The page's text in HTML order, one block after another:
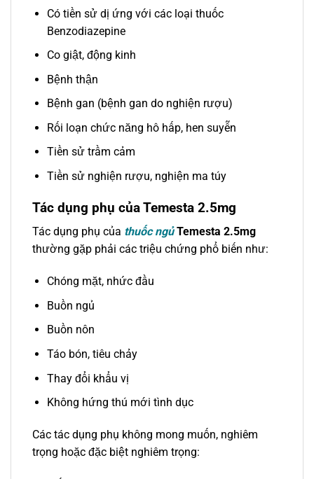
Có tiền sử dị ứng với các loại thuốc
Benzodiazepine
Co giật, động kinh
Bệnh thận
Bệnh gan (bệnh gan do nghiện rượu)
Rối loạn chức năng hô hấp, hen suyễn
Tiền sử trầm cảm
Tiền sử nghiện rượu, nghiện ma túy
Tác dụng phụ của Temesta 2.5mg
Tác dụng phụ của thuốc ngủTemesta 2.5mg
thường gặp phải các triệu chứng phổ biến như:
Chóng mặt, nhức đầu
Buồn ngủ
Buồn nôn
Táo bón, tiêu chảy
Thay đổi khẩu vị
Không hứng thú mới tình dục
Các tác dụng phụ không mong muốn, nghiêm
trọng hoặc đặc biệt nghiêm trọng: